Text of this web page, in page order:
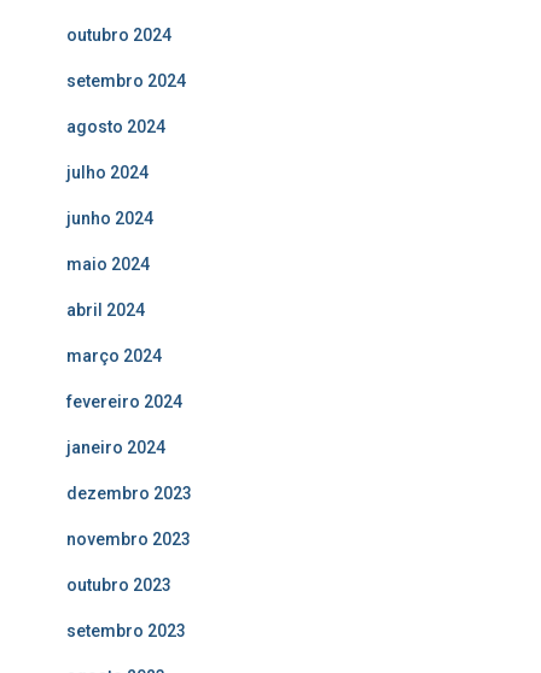
outubro 2024
setembro 2024
agosto 2024
julho 2024
junho 2024
maio 2024
abril 2024
março 2024
fevereiro 2024
janeiro 2024
dezembro 2023
novembro 2023
outubro 2023
setembro 2023